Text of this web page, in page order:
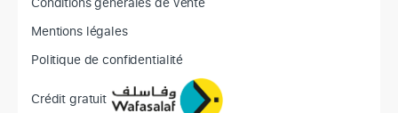
Mentions légales
Politique de confidentialité
Crédit gratuit